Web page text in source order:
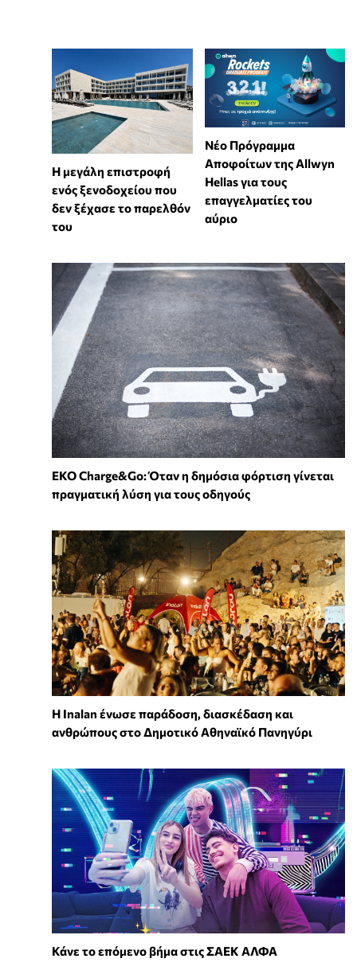
Η μεγάλη επιστροφή
ενός ξενοδοχείου που
δεν ξέχασε το παρελθόν
του
Νέο Πρόγραμμα
Αποφοίτων της Allwyn
Hellas για τους
επαγγελματίες του
αύριο
EKO Charge&Go: Όταν η δημόσια φόρτιση γίνεται
πραγματική λύση για τους οδηγούς
Η Inalan ένωσε παράδοση, διασκέδαση και
ανθρώπους στο Δημοτικό Αθηναϊκό Πανηγύρι
Κάνε το επόμενο βήμα στις ΣΑΕΚ ΑΛΦΑ